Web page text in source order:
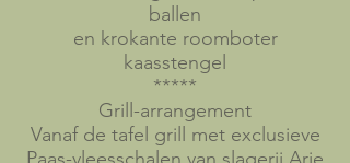
ballen
en krokante roomboter
kaasstengel
*****
Grill-arrangement
Vanaf de tafel grill met exclusieve